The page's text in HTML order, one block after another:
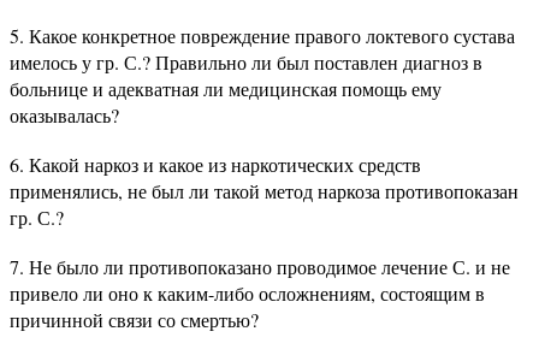
5. Какое конкретное повреждение правого локтевого сустава
имелось у гр. С.? Правильно ли был поставлен диагноз в
больнице и адекватная ли медицинская помощь ему
оказывалась?
6. Какой наркоз и какое из наркотических средств
применялись, не был ли такой метод наркоза противопоказан
гр. С.?
7. Не было ли противопоказано проводимое лечение С. и не
привело ли оно к каким-либо осложнениям, состоящим в
причинной связи со смертью?